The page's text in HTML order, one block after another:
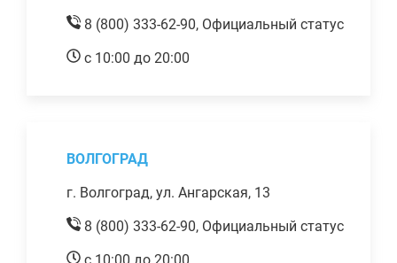
8 (800) 333-62-90, Официальный статус
с 10:00 до 20:00
ВОЛГОГРАД
г. Волгоград, ул. Ангарская, 13
8 (800) 333-62-90, Официальный статус